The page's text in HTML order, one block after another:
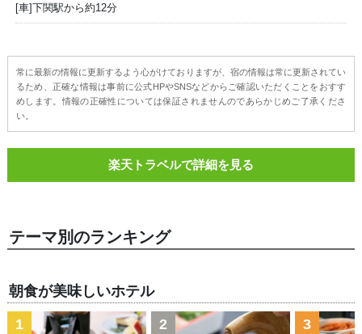
[車]下関駅から約12分
常に最新の情報に更新するよう心がけておりますが、宿の情報は常に更新されてい
るため、正確な情報は事前に公式HPやSNSなどからご確認いただくことをおすす
めします。情報の正確性については保証されませんのであらかじめご了承くださ
い。
楽天トラベルで詳細を見る
テーマ別のランキング
朝食が美味しいホテル
1 2 3